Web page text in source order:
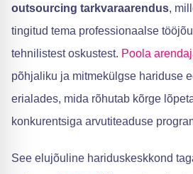
outsourcing tarkvaraarendus,
tingitud tema professionaalse
tehnilistest oskustest. Poola
põhjaliku ja mitmekülgse hariduse
erialades, mida rõhutab kõrge
konkurentsiga arvutiteaduse
See elujõuline hariduskeskkond